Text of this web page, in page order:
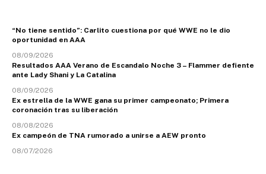
“No tiene sentido”: Carlito cuestiona por qué WWE no le dio
oportunidad en AAA
08/09/2026
Resultados AAA Verano de Escandalo Noche 3 – Flammer defiente
ante Lady Shani y La Catalina
08/09/2026
Ex estrella de la WWE gana su primer campeonato; Primera
coronación tras su liberación
08/08/2026
Ex campeón de TNA rumorado a unirse a AEW pronto
08/07/2026